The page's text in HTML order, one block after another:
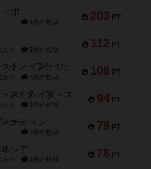
203 PT
ボ
1件の投稿
112 PT
あり 1件の投稿
108 PT
ファースト・イン・フライト
あり 3件の投稿
94 PT
ズ・レイダ－ズ
あり 1件の投稿
79 PT
テーション
2件の投稿
78 PT
ネシア
あり 2件の投稿